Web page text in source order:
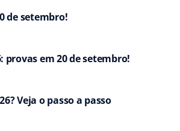
de setembro!
provas em 20 de setembro!
Veja o passo a passo